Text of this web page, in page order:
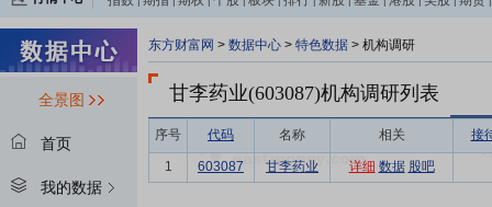
全景图
首页
我的数据
东方财富网 > 数据中心 > 特色数据 > 机构调研
甘李药业(603087)机构调研列表
序号 代码 名称 相关 接
1 603087 甘李药业 详细 数据 股吧